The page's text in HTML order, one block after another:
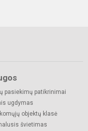
pasiekimų patikrinimai
ugdymas
objektų klasė
švietimas